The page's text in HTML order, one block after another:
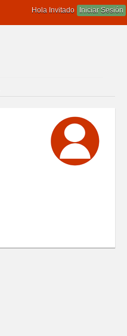
Iniciar Sesión
Hola Invitado